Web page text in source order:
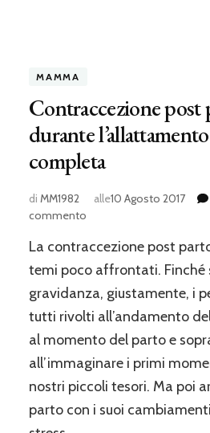
MAMMA
Contraccezione post
durante
completa
di MM1982 alle10 Agosto 2017
commentosu
post
parto
durante
l’allattamento:
guida
completa
La contraccezione post
temi poco affrontati. Finché
gravidanza, giustamente, i
tutti rivolti all’andamento
al momento del parto e
all’immaginare i primi
nostri piccoli tesori. Ma poi
parto con i suoi